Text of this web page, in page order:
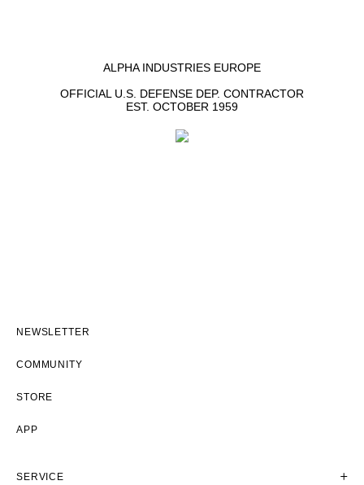
ALPHA INDUSTRIES EUROPE
OFFICIAL U.S. DEFENSE DEP. CONTRACTOR
EST. OCTOBER 1959
NEWSLETTER
COMMUNITY
STORE
APP
SERVICE